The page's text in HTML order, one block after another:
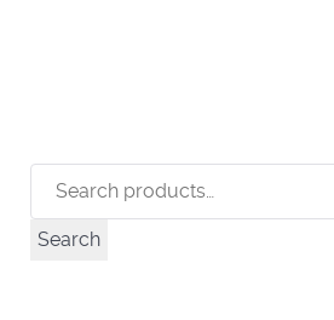
Search
for:
Search